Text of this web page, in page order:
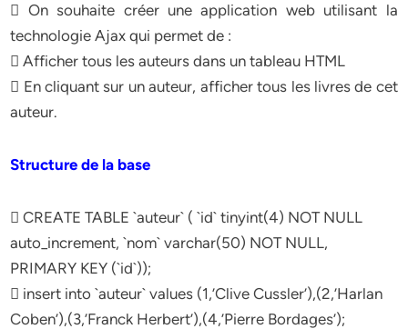
 On souhaite créer une application web utilisant la
technologie Ajax qui permet de :
 Afficher tous les auteurs dans un tableau HTML
 En cliquant sur un auteur, afficher tous les livres de cet
auteur.
Structure de la base
 CREATE TABLE `auteur` ( `id` tinyint(4) NOT NULL
auto_increment, `nom` varchar(50) NOT NULL,
PRIMARY KEY (`id`));
 insert into `auteur` values (1,’Clive Cussler’),(2,’Harlan
Coben’),(3,’Franck Herbert’),(4,’Pierre Bordages’);